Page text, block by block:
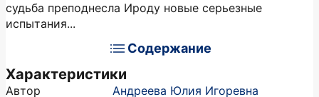
судьба преподнесла Ироду новые серьезные
испытания...
Содержание
Характеристики
Автор
Андреева Юлия Игоревна